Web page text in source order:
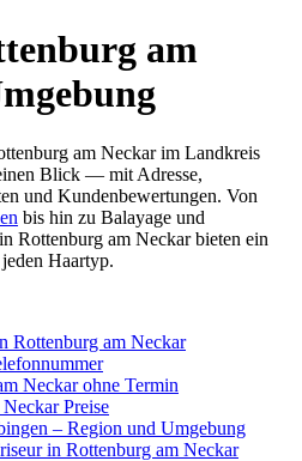
am
am Neckar im Landkreis
Blick — mit Adresse,
und Kundenbewertungen. Von
bis hin zu Balayage und
Rottenburg am Neckar bieten ein
Haartyp.
Rottenburg am Neckar
Neckar ohne Termin
Preise
– Region und Umgebung
in Rottenburg am Neckar